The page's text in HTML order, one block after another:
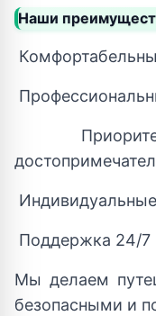
Наши
Поддержка 24/7
Мы делаем
безопасными и